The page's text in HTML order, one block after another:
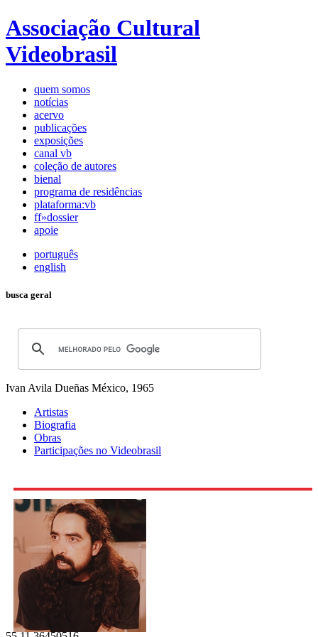
Associação Cultural
Videobrasil
quem somos
notícias
acervo
publicações
exposições
canal vb
coleção de autores
bienal
programa de residências
plataforma:vb
ff»dossier
apoie
português
english
busca geral
Ivan Avila Dueñas México, 1965
Artistas
Biografia
Obras
Participações no Videobrasil